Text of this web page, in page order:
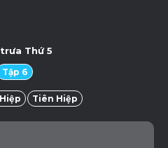
Thứ 5
Tập 6
Tiên Hiệp